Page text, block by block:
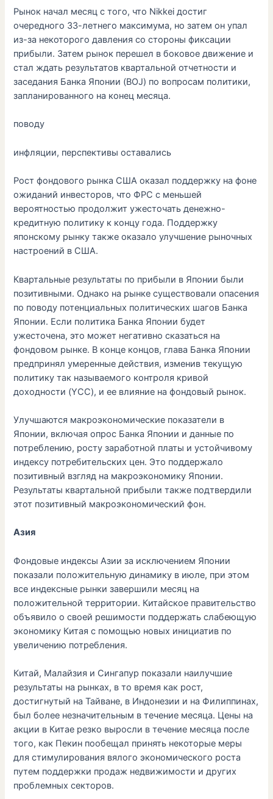
Рынок начал месяц с того, что Nikkei достиг
очередного 33-летнего максимума, но затем он упал
из-за некоторого давления со стороны фиксации
прибыли. Затем рынок перешел в боковое движение и
стал ждать результатов квартальной отчетности и
заседания Банка Японии (BOJ) по вопросам политики,
запланированного на конец месяца.
поводу
инфляции, перспективы оставались
Рост фондового рынка США оказал поддержку на фоне
ожиданий инвесторов, что ФРС с меньшей
вероятностью продолжит ужесточать денежно-
кредитную политику к концу года. Поддержку
японскому рынку также оказало улучшение рыночных
настроений в США.
Квартальные результаты по прибыли в Японии были
позитивными. Однако на рынке существовали опасения
по поводу потенциальных политических шагов Банка
Японии. Если политика Банка Японии будет
ужесточена, это может негативно сказаться на
фондовом рынке. В конце концов, глава Банка Японии
предпринял умеренные действия, изменив текущую
политику так называемого контроля кривой
доходности (YCC), и ее влияние на фондовый рынок.
Улучшаются макроэкономические показатели в
Японии, включая опрос Банка Японии и данные по
потреблению, росту заработной платы и устойчивому
индексу потребительских цен. Это поддержало
позитивный взгляд на макроэкономику Японии.
Результаты квартальной прибыли также подтвердили
этот позитивный макроэкономический фон.
Азия
Фондовые индексы Азии за исключением Японии
показали положительную динамику в июле, при этом
все индексные рынки завершили месяц на
положительной территории. Китайское правительство
объявило о своей решимости поддержать слабеющую
экономику Китая с помощью новых инициатив по
увеличению потребления.
Китай, Малайзия и Сингапур показали наилучшие
результаты на рынках, в то время как рост,
достигнутый на Тайване, в Индонезии и на Филиппинах,
был более незначительным в течение месяца. Цены на
акции в Китае резко выросли в течение месяца после
того, как Пекин пообещал принять некоторые меры
для стимулирования вялого экономического роста
путем поддержки продаж недвижимости и других
проблемных секторов.